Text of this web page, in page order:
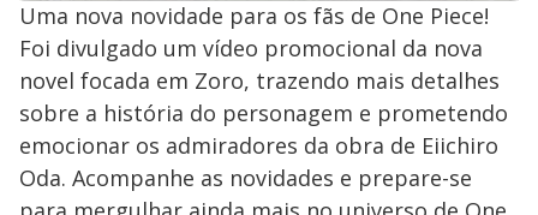
Uma nova novidade para os fãs de One Piece!
Foi divulgado um vídeo promocional da nova
novel focada em Zoro, trazendo mais detalhes
sobre a história do personagem e prometendo
emocionar os admiradores da obra de Eiichiro
Oda. Acompanhe as novidades e prepare-se